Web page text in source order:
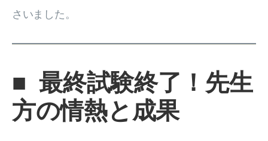
さいました。
■ 最終試験終了！先生
方の情熱と成果